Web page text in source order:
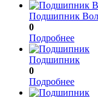
Подшипник
0
Подробнее
Подшипник
0
Подробнее